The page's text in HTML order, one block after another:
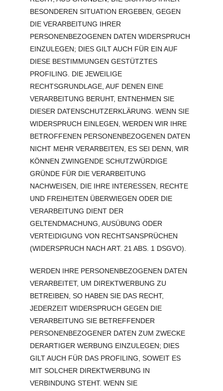
BESONDEREN SITUATION ERGEBEN, GEGEN
DIE VERARBEITUNG IHRER
PERSONENBEZOGENEN DATEN WIDERSPRUCH
EINZULEGEN; DIES GILT AUCH FÜR EIN AUF
DIESE BESTIMMUNGEN GESTÜTZTES
PROFILING. DIE JEWEILIGE
RECHTSGRUNDLAGE, AUF DENEN EINE
VERARBEITUNG BERUHT, ENTNEHMEN SIE
DIESER DATENSCHUTZERKLÄRUNG. WENN SIE
WIDERSPRUCH EINLEGEN, WERDEN WIR IHRE
BETROFFENEN PERSONENBEZOGENEN DATEN
NICHT MEHR VERARBEITEN, ES SEI DENN, WIR
KÖNNEN ZWINGENDE SCHUTZWÜRDIGE
GRÜNDE FÜR DIE VERARBEITUNG
NACHWEISEN, DIE IHRE INTERESSEN, RECHTE
UND FREIHEITEN ÜBERWIEGEN ODER DIE
VERARBEITUNG DIENT DER
GELTENDMACHUNG, AUSÜBUNG ODER
VERTEIDIGUNG VON RECHTSANSPRÜCHEN
(WIDERSPRUCH NACH ART. 21 ABS. 1 DSGVO).
WERDEN IHRE PERSONENBEZOGENEN DATEN
VERARBEITET, UM DIREKTWERBUNG ZU
BETREIBEN, SO HABEN SIE DAS RECHT,
JEDERZEIT WIDERSPRUCH GEGEN DIE
VERARBEITUNG SIE BETREFFENDER
PERSONENBEZOGENER DATEN ZUM ZWECKE
DERARTIGER WERBUNG EINZULEGEN; DIES
GILT AUCH FÜR DAS PROFILING, SOWEIT ES
MIT SOLCHER DIREKTWERBUNG IN
VERBINDUNG STEHT. WENN SIE